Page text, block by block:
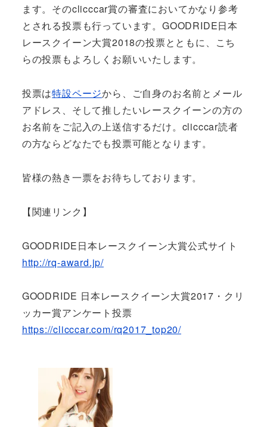
ます。そのclicccar賞の審査においてかなり参考
とされる投票も行っています。GOODRIDE日本
レースクイーン大賞2018の投票とともに、こち
らの投票もよろしくお願いいたします。
投票は特設ページから、ご自身のお名前とメール
アドレス、そして推したいレースクイーンの方の
お名前をご記入の上送信するだけ。clicccar読者
の方ならどなたでも投票可能となります。
皆様の熱き一票をお待ちしております。
【関連リンク】
GOODRIDE日本レースクイーン大賞公式サイト
http://rq-award.jp/
GOODRIDE 日本レースクイーン大賞2017・クリ
ッカー賞アンケート投票
https://clicccar.com/rq2017_top20/